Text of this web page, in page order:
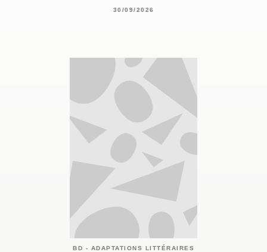
30/09/2026
BD - ADAPTATIONS LITTÉRAIRES